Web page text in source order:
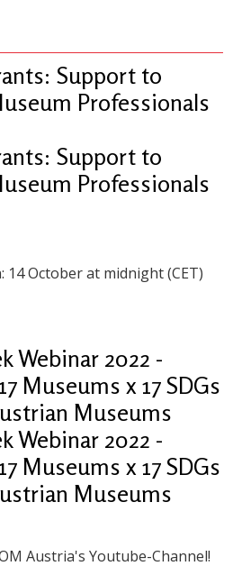
Support to
Professionals
Support to
Professionals
October at midnight (CET)
Webinar 2022 -
Museums x 17 SDGs
Museums
Webinar 2022 -
Museums x 17 SDGs
Museums
Austria's Youtube-Channel!